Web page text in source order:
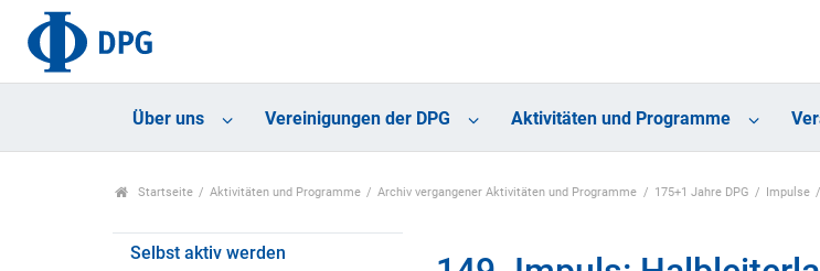
Über uns Vereinigungen der DPG Aktivitäten und Programme
Startseite Aktivitäten und Programme Archiv vergangener Aktivitäten und Programme 175+1 Jahre DPG Impulse
Selbst aktiv werden